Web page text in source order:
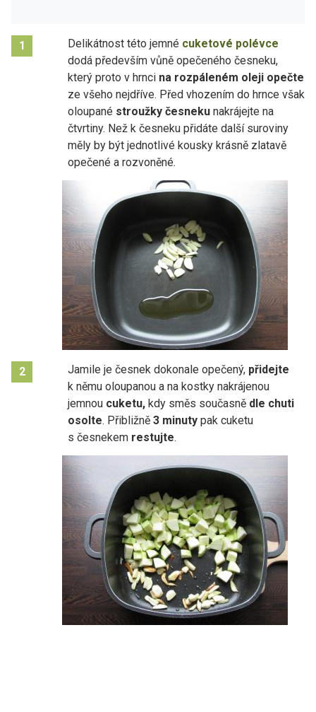
1 Delikátnost této jemné cuketové polévce
dodá především vůně opečeného česneku,
který proto v hrnci na rozpáleném oleji opečte
ze všeho nejdříve. Před vhozením do hrnce však
oloupané stroužky česneku nakrájejte na
čtvrtiny. Než k česneku přidáte další suroviny
měly by být jednotlivé kousky krásně zlatavě
opečené a rozvoněné.
2 Jamile je česnek dokonale opečený, přidejte
k němu oloupanou a na kostky nakrájenou
jemnou cuketu, kdy směs současně dle chuti
osolte. Přibližně 3 minuty pak cuketu
s česnekem restujte.